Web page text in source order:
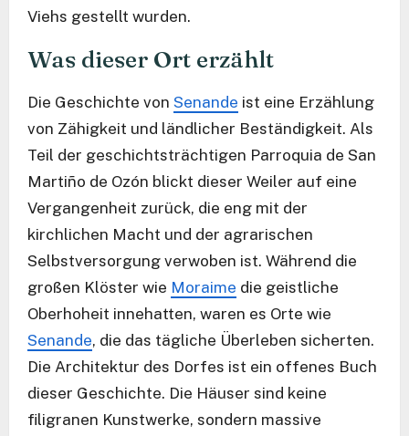
Viehs gestellt wurden.
Was dieser Ort erzählt
Die Geschichte von Senande ist eine Erzählung
von Zähigkeit und ländlicher Beständigkeit. Als
Teil der geschichtsträchtigen Parroquia de San
Martiño de Ozón blickt dieser Weiler auf eine
Vergangenheit zurück, die eng mit der
kirchlichen Macht und der agrarischen
Selbstversorgung verwoben ist. Während die
großen Klöster wie Moraime die geistliche
Oberhoheit innehatten, waren es Orte wie
Senande, die das tägliche Überleben sicherten.
Die Architektur des Dorfes ist ein offenes Buch
dieser Geschichte. Die Häuser sind keine
filigranen Kunstwerke, sondern massive